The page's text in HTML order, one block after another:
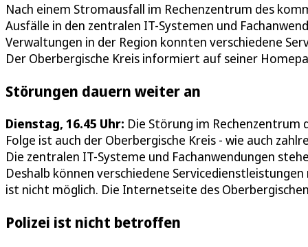
Nach einem Stromausfall im Rechenzentrum des
Ausfälle in den zentralen IT-Systemen und
Verwaltungen in der Region konnten verschiedene
Der Oberbergische Kreis informiert auf seiner
Störungen dauern weiter an
Dienstag, 16.45 Uhr: Die Störung im
Folge ist auch der Oberbergische Kreis - wie auch
Die zentralen IT-Systeme und Fachanwendungen
Deshalb können verschiedene
ist nicht möglich. Die Internetseite des
Polizei ist nicht betroffen